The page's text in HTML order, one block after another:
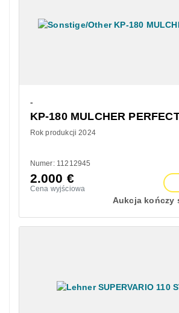
-
KP-180 MULCHER
Rok produkcji 2024
Numer: 11212945
2.000 €
Cena wyjściowa
Aukcja kończy